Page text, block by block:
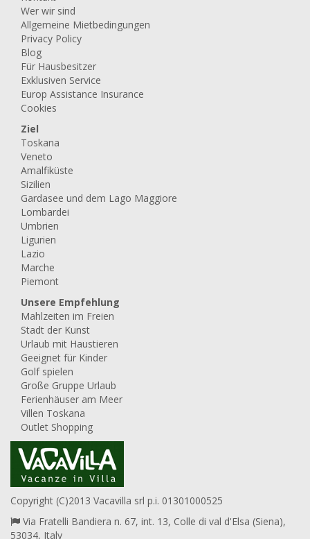
Wer wir sind
Allgemeine Mietbedingungen
Privacy Policy
Blog
Für Hausbesitzer
Exklusiven Service
Europ Assistance Insurance
Cookies
Ziel
Toskana
Veneto
Amalfiküste
Sizilien
Gardasee und dem Lago Maggiore
Lombardei
Umbrien
Ligurien
Lazio
Marche
Piemont
Unsere Empfehlung
Mahlzeiten im Freien
Stadt der Kunst
Urlaub mit Haustieren
Geeignet für Kinder
Golf spielen
Große Gruppe Urlaub
Ferienhäuser am Meer
Villen Toskana
Outlet Shopping
Copyright (C)2013 Vacavilla srl p.i. 01301000525
Via Fratelli Bandiera n. 67, int. 13, Colle di val d'Elsa (Siena),
53034, Italy